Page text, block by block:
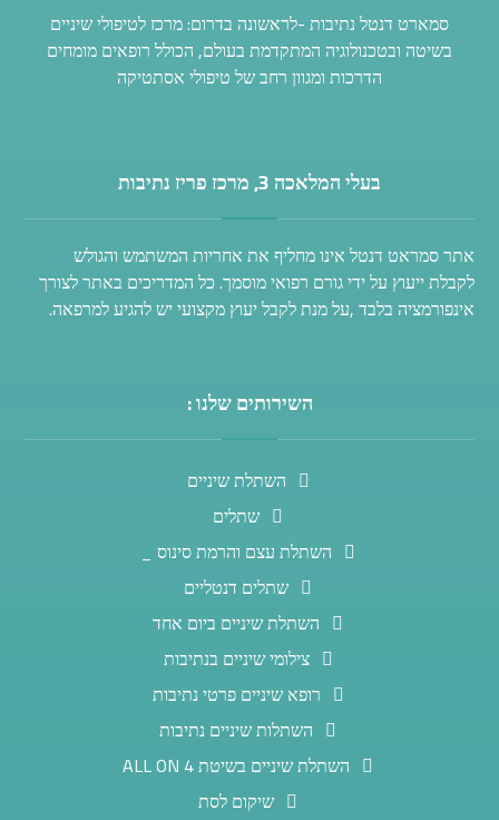
סמארט דנטל נתיבות -לראשונה בדרום: מרכז לטיפולי שיניים
בשיטה ובטכנולוגיה המתקדמת בעולם, הכולל רופאים מומחים
הדרכות ומגוון רחב של טיפולי אסתטיקה
בעלי המלאכה 3, מרכז פריז נתיבות
אתר סמראט דנטל אינו מחליף את אחריות המשתמש והגולש
לקבלת ייעוץ על ידי גורם רפואי מוסמך. כל המדריכים באתר לצורך
אינפורמציה בלבד ,על מנת לקבל יעוץ מקצועי יש להגיע למרפאה.
השירותים שלנו :
השתלת שיניים
שתלים
השתלת עצם והרמת סינוס _
שתלים דנטליים
השתלת שיניים ביום אחד
צילומי שיניים בנתיבות
רופא שיניים פרטי נתיבות
השתלות שיניים נתיבות
השתלת שיניים בשיטת ALL ON 4
שיקום לסת